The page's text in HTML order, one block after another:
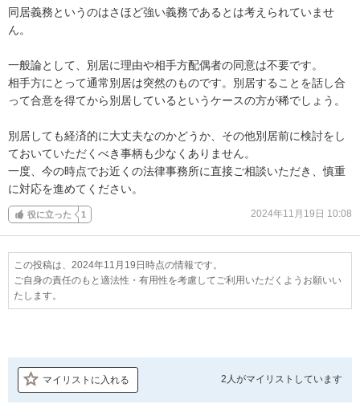
同居義務というのはさほど強い義務であるとは考えられていませ
ん。
一般論として、別居に理由や相手方配偶者の同意は不要です。
相手方にとって通常別居は突然のものです。別居することを話し合
って合意を得てから別居しているというケースの方が稀でしょう。
別居しても経済的に大丈夫なのかどうか、その他別居前に検討をし
ておいていただくべき事柄も少なくありません。
一度、今の時点でお近くの法律事務所に直接ご相談いただき、慎重
に対応を進めてください。
役に立った 1 2024年11月19日 10:08
この投稿は、2024年11月19日時点の情報です。
ご自身の責任のもと適法性・有用性を考慮してご利用いただくようお願いい
たします。
マイリストに入れる 2人がマイリストしています